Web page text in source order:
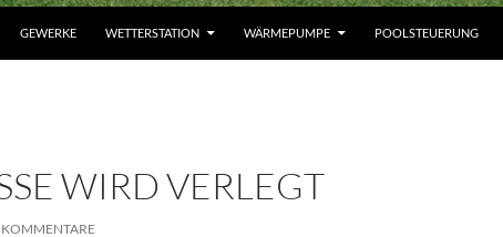
GEWERKE WETTERSTATION WÄRMEPUMPE POOLSTEUERUNG
WIRD VERLEGT